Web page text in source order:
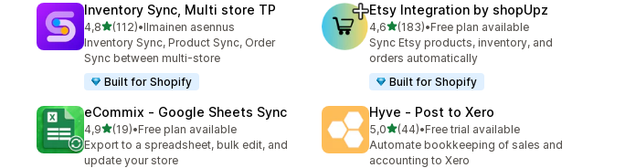
Inventory Sync, Multi store TP
4,8/ 5 tähteä
(112)
112 arvostelua yhteensä
•Ilmainen asennus
Inventory Sync, Product Sync, Order
Sync between multi-store
Built for Shopify
Etsy Integration by shopUpz
4,6/ 5 tähteä
(183)
183 arvostelua yhteensä
•Free plan available
Sync Etsy products, inventory, and
orders automatically
Built for Shopify
eCommix ‑ Google Sheets Sync
4,9/ 5 tähteä
(19)
19 arvostelua yhteensä
•Free plan available
Export to a spreadsheet, bulk edit, and
update your store
Hyve ‑ Post to Xero
5,0/ 5 tähteä
(44)
44 arvostelua yhteensä
•Free trial available
Automate bookkeeping of sales and
accounting to Xero